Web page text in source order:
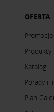
OFERTA
Promocje
Produkty
Katalog
Porady i
Plan